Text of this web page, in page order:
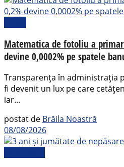
Matematica de fotoliu a
devine 0,0002% pe spatele
Transparența în administrația
fi devenit un lux pe care
iar...
postat de Brăila Noastră
08/08/2026